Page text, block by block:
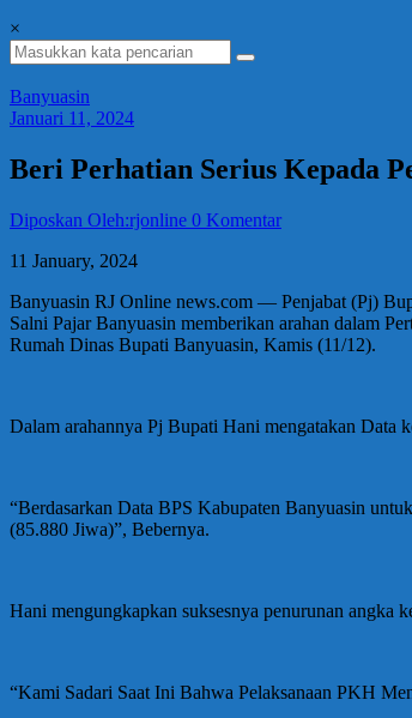
×
Banyuasin
Januari 11, 2024
Beri Perhatian Serius Kepada
Diposkan Oleh:rjonline 0 Komentar
11 January, 2024
Banyuasin RJ Online news.com — Penjabat (Pj)
Salni Pajar Banyuasin memberikan arahan dalam
Rumah Dinas Bupati Banyuasin, Kamis (11/12).
Dalam arahannya Pj Bupati Hani mengatakan Data
“Berdasarkan Data BPS Kabupaten Banyuasin
(85.880 Jiwa)”, Bebernya.
Hani mengungkapkan suksesnya penurunan angka
“Kami Sadari Saat Ini Bahwa Pelaksanaan PKH